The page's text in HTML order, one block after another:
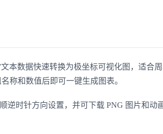
本数据快速转换为极坐标可视化图，适合
称和数值后即可一键生成图表。
逆时针方向设置，并可下载 PNG 图片和动